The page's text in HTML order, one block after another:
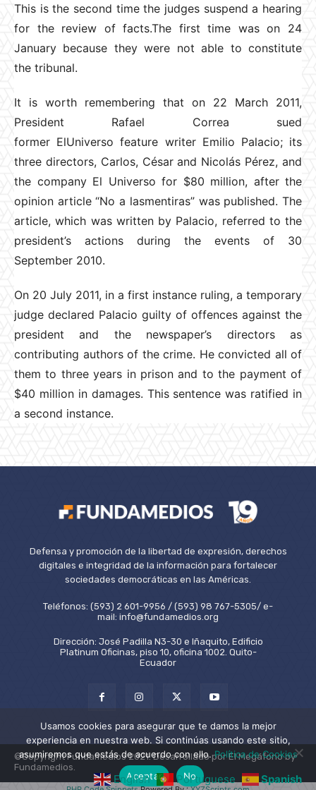
This is the second time the judges suspend a hearing
for the review of facts.The first time was on 24
January because they were not able to constitute
the tribunal.
It is worth remembering that on 22 March 2011,
President Rafael Correa sued
former ElUniverso feature writer Emilio Palacio; its
three directors, Carlos, César and Nicolás Pérez, and
the company El Universo for $80 million, after the
opinion article “No a lasmentiras” was published. The
article, which was written by Palacio, referred to the
president’s actions during the events of 30
September 2010.
On 20 July 2011, in a first instance ruling, a temporary
judge declared Palacio guilty of offences against the
president and the newspaper’s directors as
contributing authors of the crime. He convicted all of
them to three years in prison and to the payment of
$40 million in damages. This sentence was ratified in
a second instance.
Defensa y promoción de la libertad de expresión, derechos
digitales e integridad de la información para fortalecer
sociedades democráticas en las Américas.
Teléfonos: (593) 2 601-9956 / (593) 98 767-5305/ e-
mail: info@fundamedios.org
Dirección: José Padilla N3-30 e Iñaquito, Edificio
Platinum Oficinas, piso 10, oficina 1002. Quito-
Ecuador
©Copyright Fundamedios 2021. Desarrollado por El Megáfono by
Fundamedios.
English Portuguese Spanish
Usamos cookies para asegurar que te damos la mejor
experiencia en nuestra web. Si continúas usando este sitio,
asumiremos que estás de acuerdo con ello.Política de Cookies
Aceptar
No